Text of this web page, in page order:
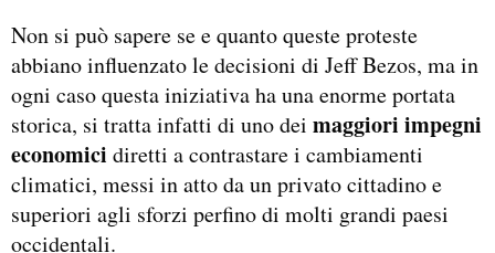
Non si può sapere se e quanto queste proteste
abbiano influenzato le decisioni di Jeff Bezos, ma in
ogni caso questa iniziativa ha una enorme portata
storica, si tratta infatti di uno dei maggiori impegni
economici diretti a contrastare i cambiamenti
climatici, messi in atto da un privato cittadino e
superiori agli sforzi perfino di molti grandi paesi
occidentali.